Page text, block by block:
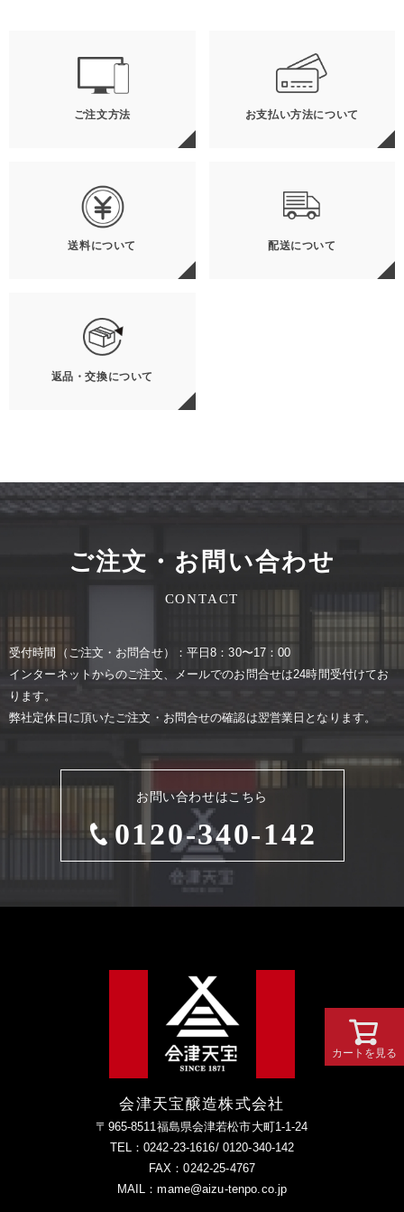
ご注文方法 お支払い方法について
送料について 配送について
返品・交換について
ご注文・お問い合わせ
CONTACT
お問い合わせはこちら
0120-340-142
受付時間（ご注⽂・お問合せ）：平⽇8：30〜17：00
インターネットからのご注⽂、メールでのお問合せは24時間受付けてお
ります。
弊社定休⽇に頂いたご注⽂・お問合せの確認は翌営業⽇となります。
会津天宝醸造株式会社
〒965-8511福島県会津若松市大町1-1-24
TEL：0242-23-1616/ 0120-340-142
FAX：0242-25-4767
MAIL：mame@aizu-tenpo.co.jp
カートを見る